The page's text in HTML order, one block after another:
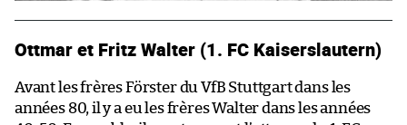
Ottmar et Fritz Walter (1. FC Kaiserslautern)
Avant les frères Förster du VfB Stuttgart dans les
années 80, il y a eu les frères Walter dans les années